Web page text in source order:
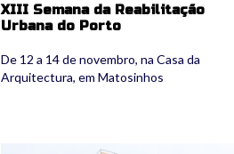
XIII Semana da Reabilitação
Urbana do Porto
De 12 a 14 de novembro, na Casa da
Arquitectura, em Matosinhos